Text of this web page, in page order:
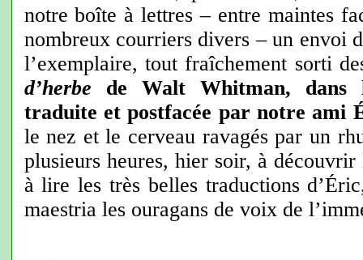
notre boîte à lettres – entre maintes
nombreux courriers divers – un envoi
l’exemplaire, tout fraîchement sorti
d’herbe de Walt Whitman, dans
traduite et postfacée par notre ami
le nez et le cerveau ravagés par un
plusieurs heures, hier soir, à
à lire les très belles traductions
maestria les ouragans de voix de